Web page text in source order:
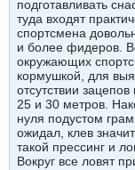
подготавливать
туда входят
спортсмена
и более фидеров.
окружающих
кормушкой, для
отсутствии
25 и 30 метров.
нуля подустом
ожидал, клев
такой прессинг и
Вокруг все ловят